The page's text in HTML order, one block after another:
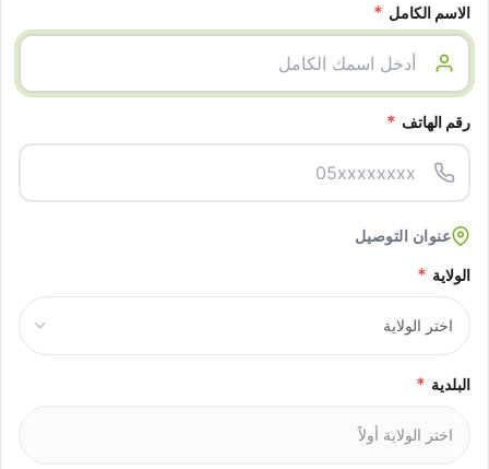
الاسم الكامل *
رقم الهاتف *
عنوان التوصيل
الولاية *
البلدية *